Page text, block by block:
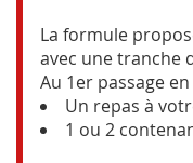
La formule
avec une tranche
Au 1er passage
Un repas à
1 ou 2